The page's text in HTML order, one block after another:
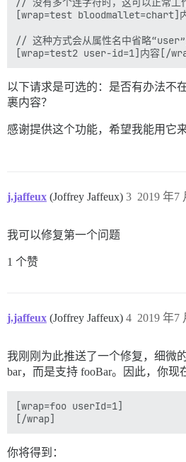
[wrap=test bloodmallet=chart]
// 这种方式会从属性名中省略
以下请求是可选的：是否有办法不
裹内容？
感谢提供这个功能，希望我能用它
j.jaffeux (Joffrey Jaffeux) 2019 年7
3
我可以修复第一个问题
1 个赞
j.jaffeux (Joffrey Jaffeux) 2019 年7
4
我刚刚为此推送了一个修复，细微
bar，而是支持 fooBar。因此，你现
[wrap=foo userId=1]
你将得到：